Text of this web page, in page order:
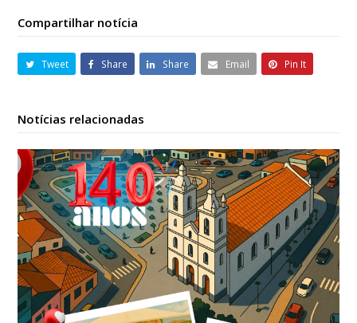
Compartilhar notícia
Tweet Share Share Email Pin It
Notícias relacionadas